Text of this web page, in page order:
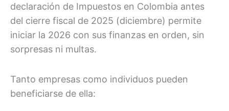
declaración de Impuestos en Colombia antes
del cierre fiscal de 2025 (diciembre) permite
iniciar la 2026 con sus finanzas en orden, sin
sorpresas ni multas.
Tanto empresas como individuos pueden
beneficiarse de ella: